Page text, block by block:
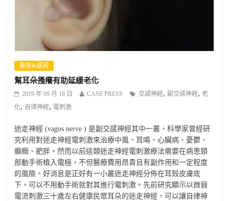
醫學&基因
幫耳朵搔癢有助延緩老化
2019 年 09 月 18 日 CASE PRESS 交感神經,副交感神經,老
化, 自律神經, 電刺激
迷走神經 (vagus nerve ) 是副交感神經其中一叢，科學家曾經研
究利用對迷走神經電刺激來治療中風、耳鳴、心臟病、憂鬱、
癲癇、肥胖。然而以前這類迷走神經電刺激療法需要在病患頸
部動手術植入電極，不但醫療費用昂貴且有副作用和一定程度
的風險。好消息是正好有一小叢迷走神經分佈在耳殼皮膚底
下，可以不用動手術就對其進行電刺激。先前研究顯示以微弱
電流刺激三十歲左右健康民眾耳朵的迷走神經，可以讓自律神